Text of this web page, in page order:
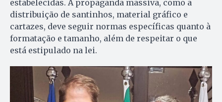
estabelecidas. A propaganda massiva, como a
distribuição de santinhos, material gráfico e
cartazes, deve seguir normas específicas quanto à
formatação e tamanho, além de respeitar o que
está estipulado na lei.